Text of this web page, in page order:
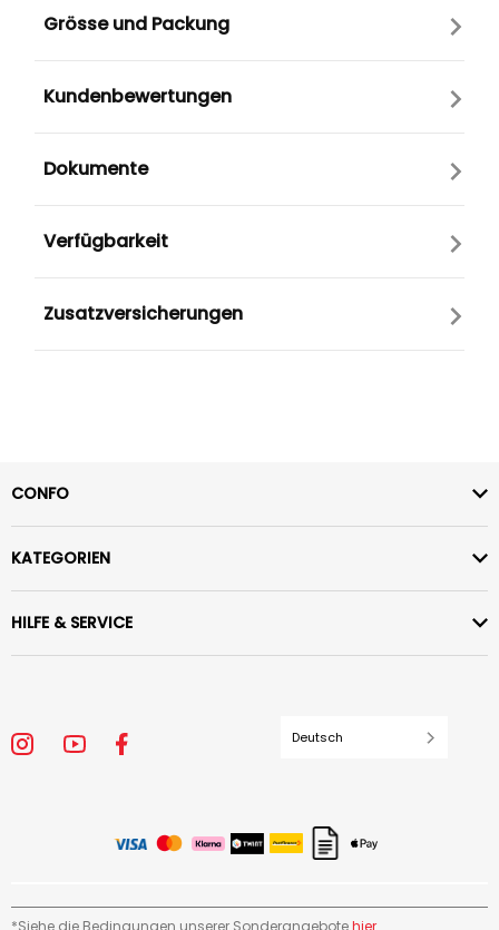
Grösse und Packung
Kundenbewertungen
Dokumente
Verfügbarkeit
Zusatzversicherungen
CONFO
KATEGORIEN
HILFE & SERVICE
Deutsch